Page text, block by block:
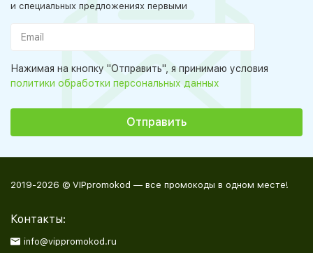
и специальных предложениях первыми
Нажимая на кнопку "Отправить", я принимаю условия
политики обработки персональных данных
2019-2026 © VIPpromokod — все промокоды в одном месте!
Контакты:
info@vippromokod.ru